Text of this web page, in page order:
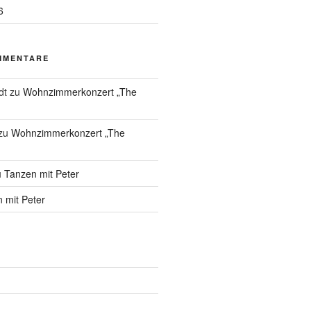
zu Wohnzimmerkonzert „The
Wohnzimmerkonzert „The
Tanzen mit Peter
mit Peter